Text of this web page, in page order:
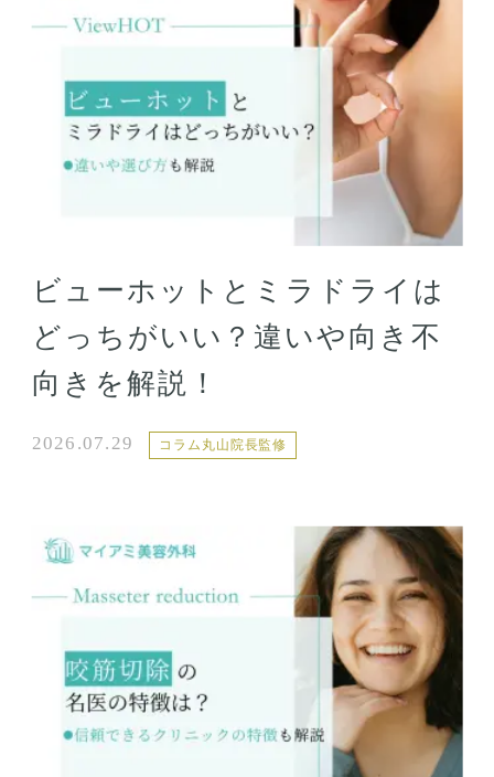
ビューホットとミラドライは
どっちがいい？違いや向き不
向きを解説！
2026.07.29 コラム丸山院長監修